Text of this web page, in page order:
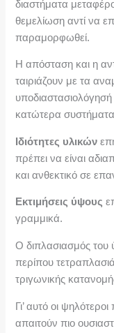
διαστήματα
θεμελίωση αντί να
παραμορφωθεί.
Η απόσταση και η
ταιριάζουν με τα
υποδιαστασιολόγησή
κατώτερα
Ιδιότητες υλικών
πρέπει να είναι
και ανθεκτικό σε
Εκτιμήσεις ύψους
γραμμικά.
Ο διπλασιασμός του
περίπου
τριγωνικής
Γι’ αυτό οι
απαιτούν πιο